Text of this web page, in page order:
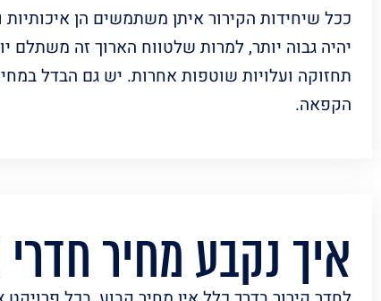
ככל שיחידות הקירור איתן משתמשים הן איכותיות
יהיה גבוה יותר, למרות שלטווח הארוך זה משתלם
תחזוקה ועלויות שוטפות אחרות. יש גם הבדל
הקפאה.
איך נקבע מחיר חדרי